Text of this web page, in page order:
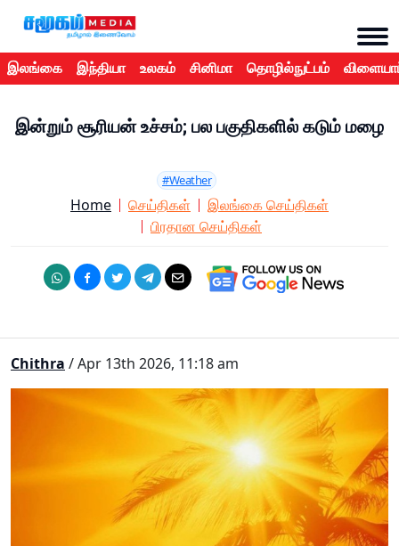
இலங்கை இந்தியா உலகம் சினிமா தொழில்நுட்பம்
இன்றும் சூரியன் உச்சம்; பல பகுதிகளில் கடும் மழை
#Weather
Home செய்திகள்
இலங்கை செய்திகள்
பிரதான செய்திகள்
Chithra / Apr 13th 2026, 11:18 am